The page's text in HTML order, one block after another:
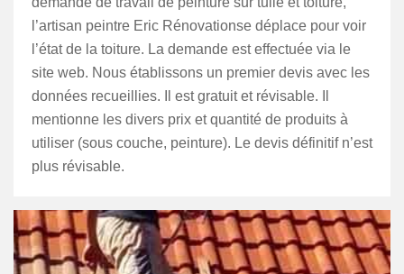
l’artisan peintre Eric Rénovationse déplace pour voir
l’état de la toiture. La demande est effectuée via le
site web. Nous établissons un premier devis avec les
données recueillies. Il est gratuit et révisable. Il
mentionne les divers prix et quantité de produits à
utiliser (sous couche, peinture). Le devis définitif n’est
plus révisable.